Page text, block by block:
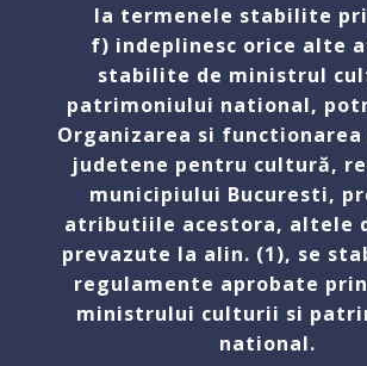
la termenele stabilite
f) indeplinesc orice alte
stabilite de ministrul
patrimoniului national,
Organizarea si
judetene pentru cultură,
municipiului Bucuresti,
atributiile acestora, altele
prevazute la alin. (1), se
regulamente aprobate
ministrului culturii si
national.